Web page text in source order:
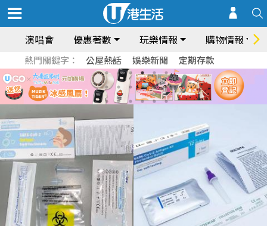
演唱會 優惠著數 玩樂情報 購物情報
熱門關鍵字： 公屋熱話 娛樂新聞 定期存款